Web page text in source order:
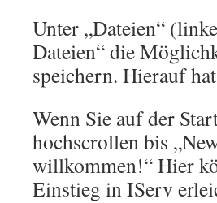
Unter „Dateien“
Dateien“ die
speichern. Hierauf
Wenn Sie auf der
hochscrollen bis
willkommen!“ Hier
Einstieg in IServ